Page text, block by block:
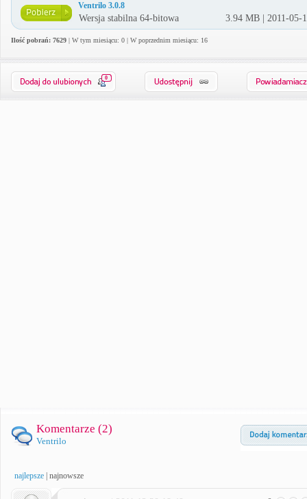
Ventrilo 3.0.8
Wersja stabilna 64-bitowa 3.94 MB | 2011-05-
Ilość pobrań: 7629 | W tym miesiącu: 0 | W poprzednim miesiącu: 16
0
Komentarze (2)
Ventrilo
najlepsze najnowsze